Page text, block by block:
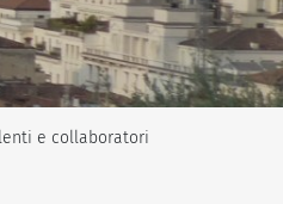
e collaboratori